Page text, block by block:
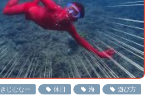
きじむなー 休日 海 遊び方